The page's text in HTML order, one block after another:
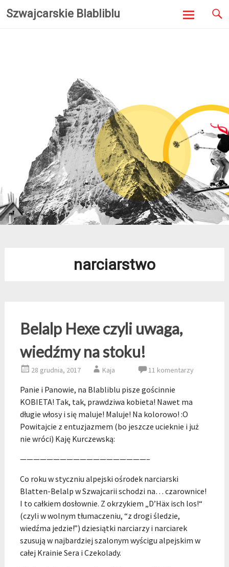
Szwajcarskie Blabliblu
narciarstwo
Belalp Hexe czyli uwaga,
wiedźmy na stoku!
28 grudnia, 2017 Kaja 11 komentarzy
Panie i Panowie, na Blabliblu pisze gościnnie
KOBIETA! Tak, tak, prawdziwa kobieta! Nawet ma
długie włosy i się maluje! Maluje! Na kolorowo! :O
Powitajcie z entuzjazmem (bo jeszcze ucieknie i już
nie wróci) Kaję Kurczewską:
———————————————————–
Co roku w styczniu alpejski ośrodek narciarski
Blatten-Belalp w Szwajcarii schodzi na… czarownice!
I to całkiem dosłownie. Z okrzykiem „D’Häx isch los!“
(czyli w wolnym tłumaczeniu, “z drogi śledzie,
wiedźma jedzie!”) dziesiątki narciarzy i narciarek
szusują w najbardziej szalonym wyścigu alpejskim w
całej Krainie Sera i Czekolady.